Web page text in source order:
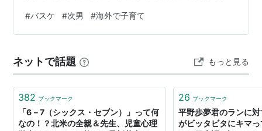
ニングが新しく発足しました。 昨年度末から週に一度の
トレーニングに通い始め、夏休みと秋休みにはバスケキ
ってきました！ カテゴリーはU１０。１０チーム参加の
トーナメント形式で、4対4、6分×6（？）セット。コー
トは小さめ、ゴールも低めの設定です。…
#バスケ #次男 #海外で子育て
ネットで話題 もっと見る
382 ブックマーク
「6－7（シックス・セブン）」って何
なの！？北米の全親＆先生、児童心理
26 ブックマーク
平野歩夢君のランに
がビッタビタにキマ